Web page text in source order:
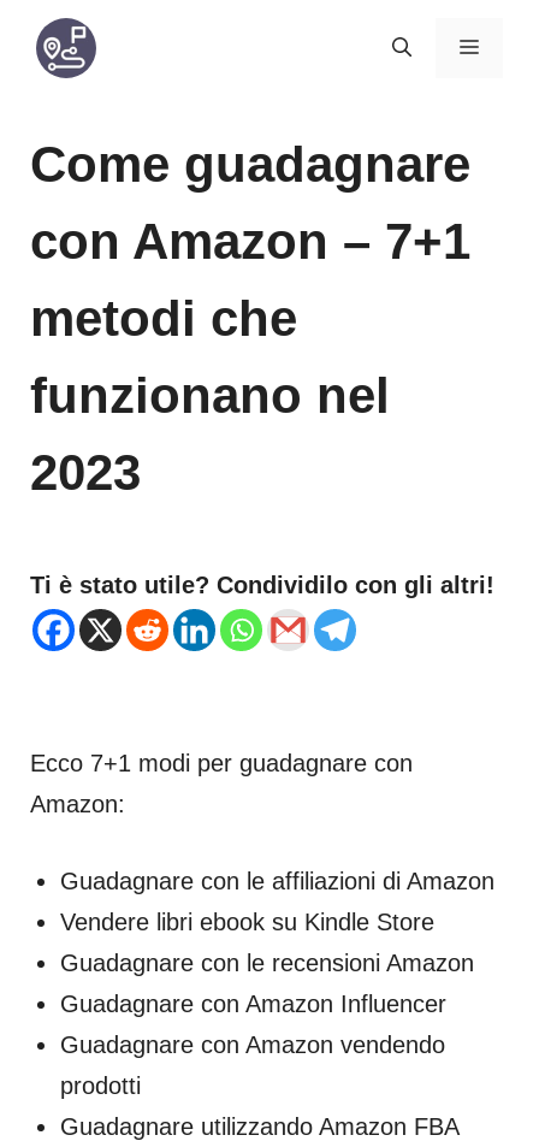
MENU
Come guadagnare
con Amazon – 7+1
metodi che
funzionano nel
2023
Ti è stato utile? Condividilo con gli altri!
Ecco 7+1 modi per guadagnare con
Amazon:
Guadagnare con le affiliazioni di Amazon
Vendere libri ebook su Kindle Store
Guadagnare con le recensioni Amazon
Guadagnare con Amazon Influencer
Guadagnare con Amazon vendendo
prodotti
Guadagnare utilizzando Amazon FBA